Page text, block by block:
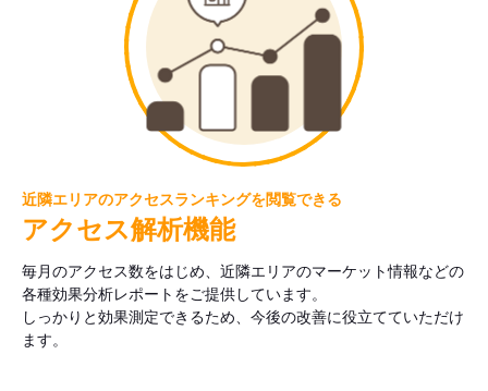
近隣エリアのアクセスランキングを閲覧できる
アクセス解析機能
毎月のアクセス数をはじめ、近隣エリアのマーケット情報などの
各種効果分析レポートをご提供しています。
しっかりと効果測定できるため、今後の改善に役立てていただけ
ます。